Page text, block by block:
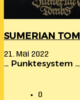
SUMERIAN
21. Mai 2022
… Punktesystem
0